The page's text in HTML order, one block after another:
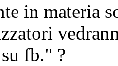
in materia
fb." ?